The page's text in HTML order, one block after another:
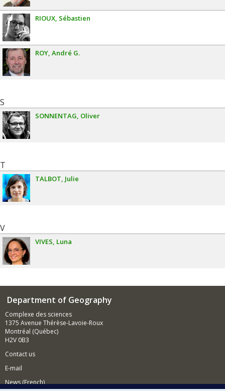
RIOUX Sébastien
ROY André G.
S
SONNENTAG Oliver
T
TALBOT Julie
V
VIVES Luna
Department of Geography
Complexe des sciences
1375 Avenue Thérèse-Lavoie-Roux
Montréal (Québec)
H2V 0B3
Contact us
E-mail
News (French)